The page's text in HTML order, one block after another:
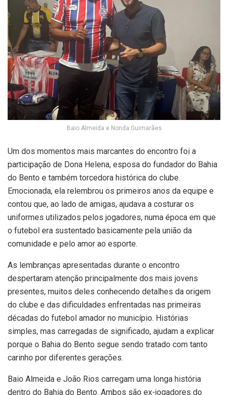
Baio Almeida e Nonda Guimarães
Um dos momentos mais marcantes do encontro foi a
participação de Dona Helena, esposa do fundador do Bahia
do Bento e também torcedora histórica do clube.
Emocionada, ela relembrou os primeiros anos da equipe e
contou que, ao lado de amigas, ajudava a costurar os
uniformes utilizados pelos jogadores, numa época em que
o futebol era sustentado basicamente pela união da
comunidade e pelo amor ao esporte.
As lembranças apresentadas durante o encontro
despertaram atenção principalmente dos mais jovens
presentes, muitos deles conhecendo detalhes da origem
do clube e das dificuldades enfrentadas nas primeiras
décadas do futebol amador no município. Histórias
simples, mas carregadas de significado, ajudam a explicar
porque o Bahia do Bento segue sendo tratado com tanto
carinho por diferentes gerações.
Baio Almeida e João Rios carregam uma longa história
dentro do Bahia do Bento. Ambos são ex-jogadores do